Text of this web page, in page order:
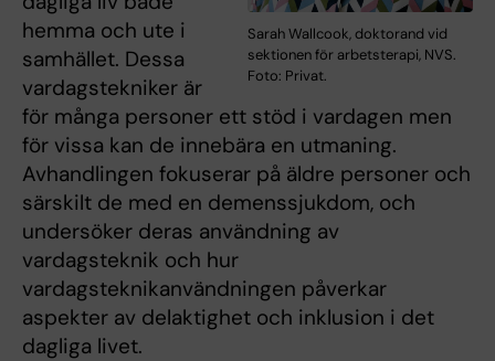
Sarah Wallcook, doktorand vid
sektionen för arbetsterapi, NVS.
Foto: Privat.
hemma och ute i
samhället. Dessa
vardagstekniker är
för många personer ett stöd i vardagen men
för vissa kan de innebära en utmaning.
Avhandlingen fokuserar på äldre personer och
särskilt de med en demenssjukdom, och
undersöker deras användning av
vardagsteknik och hur
vardagsteknikanvändningen påverkar
aspekter av delaktighet och inklusion i det
dagliga livet.